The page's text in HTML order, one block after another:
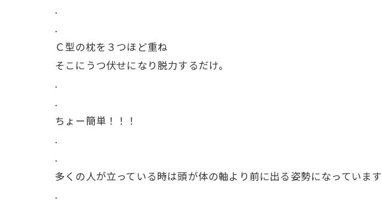
.
.
Ｃ型の枕を３つほど重ね
そこにうつ伏せになり脱力するだけ。
.
.
ちょー簡単！！！
.
.
多くの人が立っている時は頭が体の軸より前に出る姿勢になっています
.